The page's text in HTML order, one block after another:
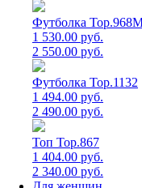
Футболка
1 530.00 руб.
2 550.00 руб.
Футболка Top.1132
1 494.00 руб.
2 490.00 руб.
Топ Top.867
1 404.00 руб.
2 340.00 руб.